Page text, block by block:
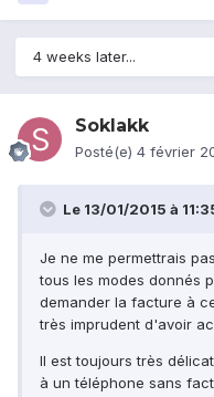
4 weeks later...
Soklakk
Posté(e) 4 février
Le 13/01/2015 à
Je ne me permettrais
tous les modes donnés
demander la facture à
très imprudent d'avoir
Il est toujours très
à un téléphone sans